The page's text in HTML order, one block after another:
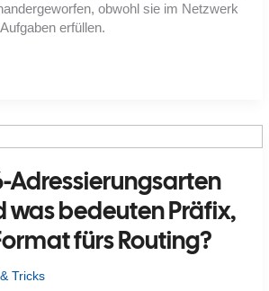
obwohl sie im Netzwerk
erfüllen.
Adressierungsarten
was bedeuten Präfix,
fürs Routing?
Tricks